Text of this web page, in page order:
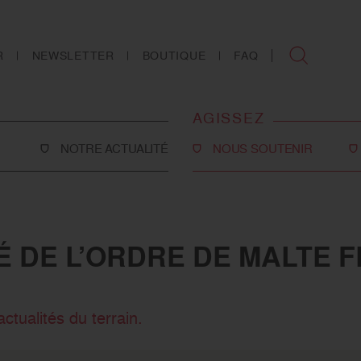
NEWSLETTER BOUTIQUE FAQ
social
NOTRE ACTUALITÉ
AGISSEZ
NOUS SOUTENIR
Devenir partenaire
DE L’ORDRE DE MALTE
du terrain.